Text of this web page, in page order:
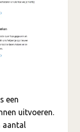
een
uitvoeren.
aantal